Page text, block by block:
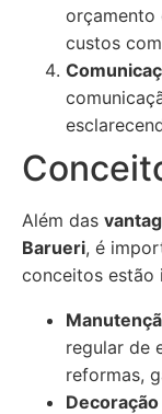
orçamento
custos
Além das
Barueri, é
conceitos estão
regular de
reformas,